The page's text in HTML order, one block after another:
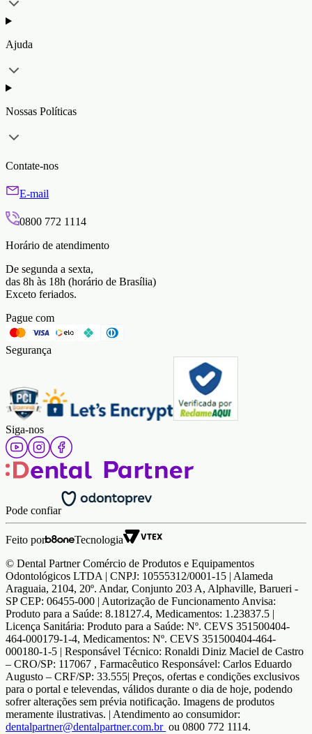
Ajuda
Nossas Políticas
Contate-nos
E-mail
0800 772 1114
Horário de atendimento
De segunda a sexta,
das 8h às 18h (horário de Brasília)
Exceto feriados.
Pague com
Segurança
Siga-nos
Pode confiar
Feito por
Tecnologia
© Dental Partner Comércio de Produtos e Equipamentos
Odontológicos LTDA | CNPJ: 10555312/0001-15 | Alameda
Araguaia, 2104, 20º. Andar, Conjunto 203 A, Alphaville, Barueri -
SP CEP: 06455-000 | Autorização de Funcionamento Anvisa:
Produto para a Saúde: 8.18127.4, Medicamentos: 1.23837.5 |
Licença Sanitária: Produto para a Saúde: Nº. CEVS 351500404-
464-000179-1-4, Medicamentos: Nº. CEVS 351500404-464-
000180-1-5 | Responsável Técnico: Ronaldi Diniz Maciel de Castro
– CRO/SP: 117067 , Farmacêutico Responsável: Carlos Eduardo
Augusto – CRF/SP: 33.555| Preços, ofertas e condições exclusivos
para o portal e televendas, válidos durante o dia de hoje, podendo
sofrer alterações sem prévia notificação. Imagens de produtos
meramente ilustrativas. | Atendimento ao consumidor:
dentalpartner@dentalpartner.com.br ou 0800 772 1114.